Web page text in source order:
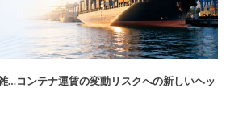
…コンテナ運賃の変動リスクへの新しいヘッ